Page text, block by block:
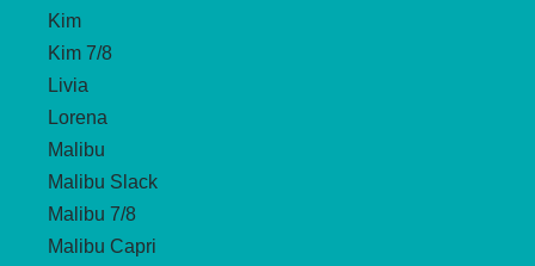
Kim
Kim 7/8
Livia
Lorena
Malibu
Malibu Slack
Malibu 7/8
Malibu Capri